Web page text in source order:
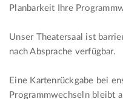
Planbarkeit Ihre
Unser Theatersaal ist
nach Absprache verfügbar.
Eine Kartenrückgabe bei
Programmwechseln bleibt